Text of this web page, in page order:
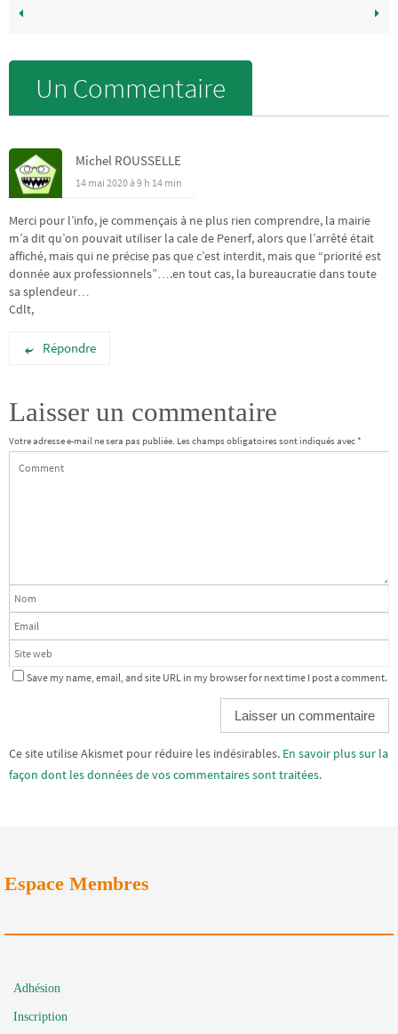
Un Commentaire
Michel ROUSSELLE
14 mai 2020 à 9 h 14 min
Merci pour l’info, je commençais à ne plus rien comprendre, la mairie
m’a dit qu’on pouvait utiliser la cale de Penerf, alors que l’arrêté était
affiché, mais qui ne précise pas que c’est interdit, mais que “priorité est
donnée aux professionnels”….en tout cas, la bureaucratie dans toute
sa splendeur…
Cdlt,
Répondre
Laisser un commentaire
Votre adresse e-mail ne sera pas publiée. Les champs obligatoires sont indiqués avec*
Save my name, email, and site URL in my browser for next time I post a comment.
Alternative:
Ce site utilise Akismet pour réduire les indésirables. En savoir plus sur la
façon dont les données de vos commentaires sont traitées.
Espace Membres
Adhésion
Inscription